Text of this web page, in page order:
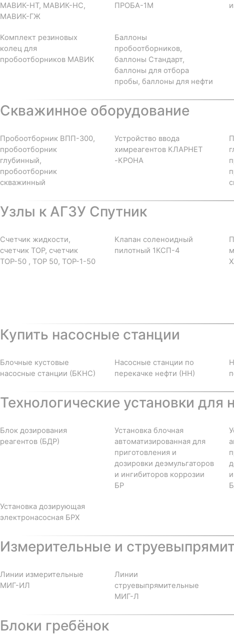
МАВИК-НТ, МАВИК-НС,
МАВИК-ГЖ
ПРОБА-1М
Комплект резиновых
колец для
пробоотборников МАВИК
Баллоны
пробоотборников,
баллоны Стандарт,
баллоны для отбора
пробы, баллоны для нефти
Скважинное оборудование
Пробоотборник ВПП-300,
пробоотборник
глубинный,
пробоотборник
скважинный
Устройство ввода
химреагентов КЛАРНЕТ
-КРОНА
Узлы к АГЗУ Спутник
Счетчик жидкости,
счетчик ТОР, счетчик
ТОР-50 , ТОР 50, ТОР-1-50
Клапан соленоидный
пилотный 1КСП-4
Купить насосные станции
Блочные кустовые
насосные станции (БКНС)
Насосные станции по
перекачке нефти (НН)
Технологические установки для
Блок дозирования
реагентов (БДР)
Установка блочная
автоматизированная для
приготовления и
дозировки деэмульгаторов
и ингибиторов коррозии
БР
Установка дозирующая
электронасосная БРХ
Измерительные и
Линии измерительные
МИГ-ИЛ
Линии
струевыпрямительные
МИГ-Л
Блоки гребёнок